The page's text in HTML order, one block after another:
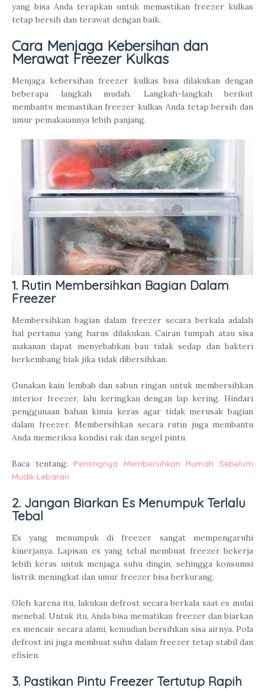
yang bisa Anda terapkan untuk memastikan freezer kulkas
tetap bersih dan terawat dengan baik.
Cara Menjaga Kebersihan dan
Merawat Freezer Kulkas
Menjaga kebersihan freezer kulkas bisa dilakukan dengan
beberapa langkah mudah. Langkah-langkah berikut
membantu memastikan freezer kulkas Anda tetap bersih dan
umur pemakaiannya lebih panjang.
1. Rutin Membersihkan Bagian Dalam
Freezer
Membersihkan bagian dalam freezer secara berkala adalah
hal pertama yang harus dilakukan. Cairan tumpah atau sisa
makanan dapat menyebabkan bau tidak sedap dan bakteri
berkembang biak jika tidak dibersihkan.
Gunakan kain lembab dan sabun ringan untuk membersihkan
interior freezer, lalu keringkan dengan lap kering. Hindari
penggunaan bahan kimia keras agar tidak merusak bagian
dalam freezer. Membersihkan secara rutin juga membantu
Anda memeriksa kondisi rak dan segel pintu.
Baca tentang: Pentingnya Membersihkan Rumah Sebelum
Mudik Lebaran
2. Jangan Biarkan Es Menumpuk Terlalu
Tebal
Es yang menumpuk di freezer sangat mempengaruhi
kinerjanya. Lapisan es yang tebal membuat freezer bekerja
lebih keras untuk menjaga suhu dingin, sehingga konsumsi
listrik meningkat dan umur freezer bisa berkurang.
Oleh karena itu, lakukan defrost secara berkala saat es mulai
menebal. Untuk itu, Anda bisa mematikan freezer dan biarkan
es mencair secara alami, kemudian bersihkan sisa airnya. Pola
defrost ini juga membuat suhu dalam freezer tetap stabil dan
efisien.
3. Pastikan Pintu Freezer Tertutup Rapih